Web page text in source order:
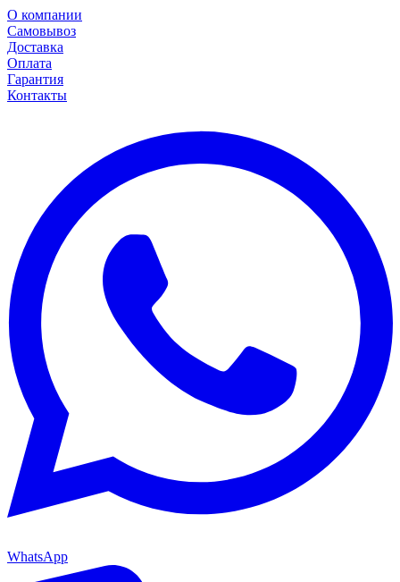
О компании
Самовывоз
Доставка
Оплата
Гарантия
Контакты
WhatsApp